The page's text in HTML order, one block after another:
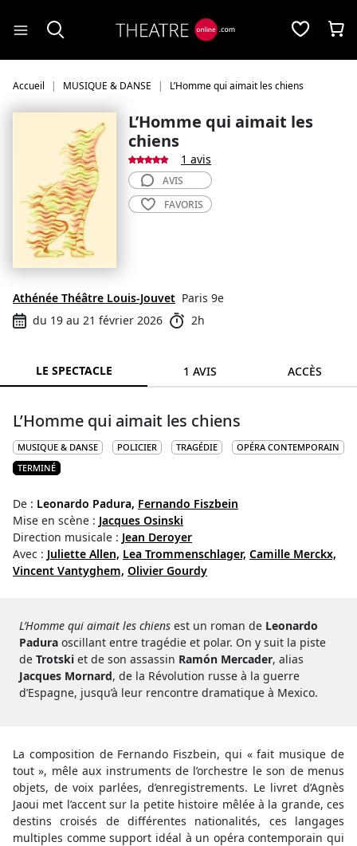
Accueil MUSIQUE & DANSE L’Homme qui aimait les chiens
L’Homme qui aimait les
chiens
1 avis
Athénée Théâtre Louis-Jouvet Paris 9e
du 19 au 21 février 2026
2h
AVIS
FAVORIS
LE SPECTACLE 1 AVIS ACCÈS
L’Homme qui aimait les chiens
MUSIQUE & DANSE POLICIER TRAGÉDIE
OPÉRA CONTEMPORAIN
TERMINÉ
De : Leonardo Padura, Fernando Fiszbein
Mise en scène : Jacques Osinski
Direction musicale : Jean Deroyer
Avec : Juliette Allen, Lea Trommenschlager, Camille Merckx,
Vincent Vantyghem, Olivier Gourdy
L’Homme qui aimait les chiens est un roman de Leonardo
Padura oscillant entre tragédie et polar. On y suit la piste
de Trotski et de son assassin Ramón Mercader, alias
Jacques Mornard, de la Révolution russe à la guerre
d’Espagne, jusqu’à leur rencontre dramatique à Mexico.
La composition de Fernando Fiszbein, qui « fait musique de
tout », mêle aux instruments de l’orchestre le son de menus
objets, de voix parlées, d’enregistrements. Le livret d’Agnès
Jaoui met l’accent sur la petite histoire mêlée à la grande, ces
destins croisés de différentes nationalités, ces langages
multiples comme support idéal à un opéra contemporain qui